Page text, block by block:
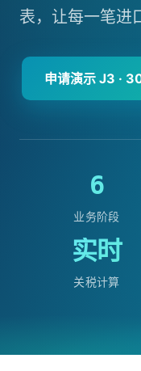
表，让每一笔进
申请演示 J3 ·
6
业务阶段
实时
关税计算